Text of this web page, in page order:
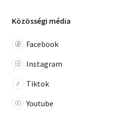
Közösségi média
Facebook
Instagram
Tiktok
Youtube